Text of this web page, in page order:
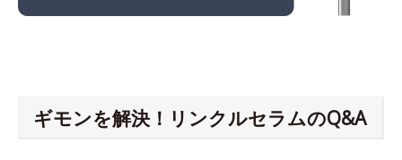
ギモンを解決！リンクルセラムのQ&A